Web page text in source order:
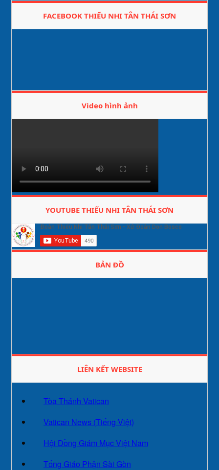
FACEBOOK THIẾU NHI TÂN THÁI SƠN
Video hình ảnh
YOUTUBE THIẾU NHI TÂN THÁI SƠN
BẢN ĐỒ
LIÊN KẾT WEBSITE
Tòa Thánh Vatican
Vatican News (Tiếng Việt)
Hội Đồng Giám Mục Việt Nam
Tống Giáo Phận Sài Gòn